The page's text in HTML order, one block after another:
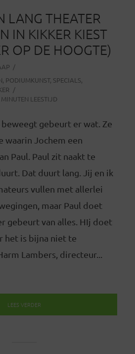
LANG THEATER
IN KIKKER KIEST
OP DE HOOGTE)
, PODIUMKUNST, SPECIALS,
MINUTEN LEESTIJD
beweegt gebeurt er wat. Ze
waarin Jochem een
Paul. Paul zit naakt te
Dat duurt lang. Jij en ik
vullen met allerlei
maar Paul doet
gebeurt van alles. HIj doet
het is bijna niet te
Lambers, directeur...
LEES VERDER